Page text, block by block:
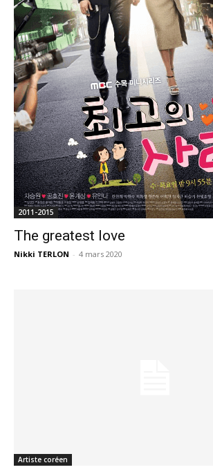
2011-2015
The greatest love
Nikki TERLON - 4 mars 2020
Artiste coréen